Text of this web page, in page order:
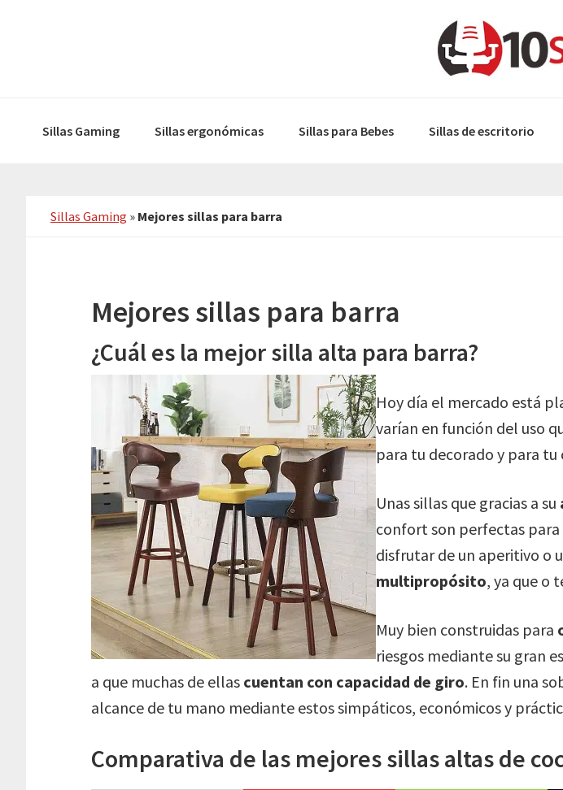
Sillas Gaming Sillas ergonómicas Sillas para Bebes Sillas de escritorio
Sillas Gaming » Mejores sillas para barra
Mejores sillas para barra
¿Cuál es la mejor silla alta para barra?
Hoy día el mercado está
varían en función del uso
para tu decorado y para
Unas sillas que gracias a su
confort son perfectas para
disfrutar de un aperitivo o
multipropósito, ya que o
Muy bien construidas para
riesgos mediante su gran
a que muchas de ellas cuentan con capacidad de giro. En fin una
alcance de tu mano mediante estos simpáticos, económicos y
Comparativa de las mejores sillas altas de